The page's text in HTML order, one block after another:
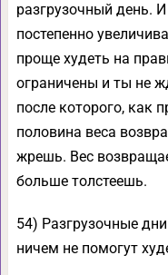
разгрузочный день.
постепенно
проще худеть на
ограничены и ты не
после которого, как
половина веса
жрешь. Вес
больше толстеешь.
54) Разгрузочные
ничем не помогут